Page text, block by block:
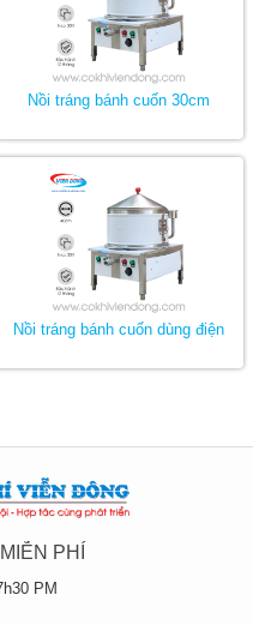
Nồi tráng bánh cuốn 30cm
Nồi tráng bánh cuốn dùng điện
PHÍ
PM